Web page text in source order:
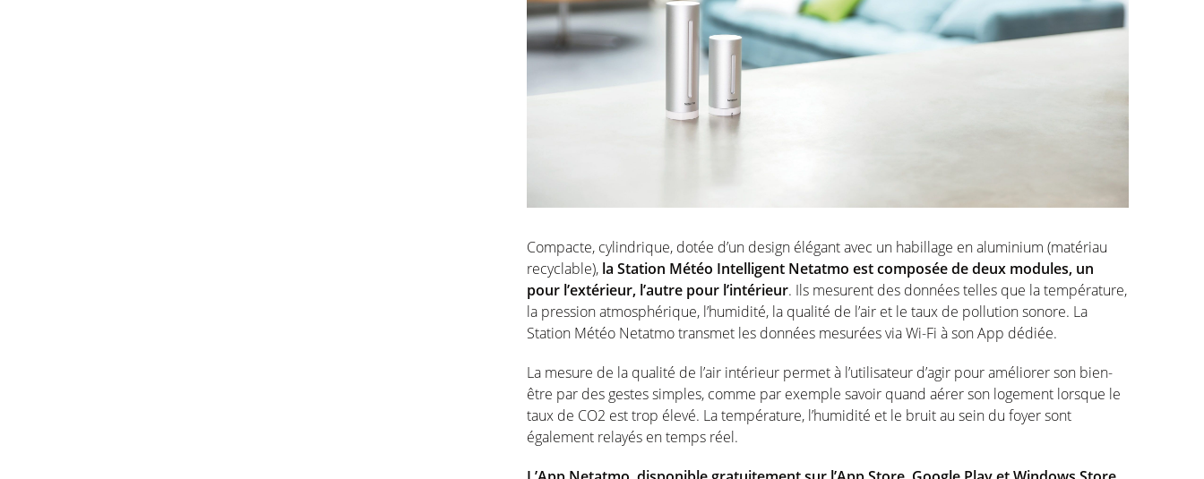
Compacte, cylindrique, dotée d’un design élégant avec un habillage en aluminium (matériau
recyclable), la Station Météo Intelligent Netatmo est composée de deux modules, un
pour l’extérieur, l’autre pour l’intérieur. Ils mesurent des données telles que la température,
la pression atmosphérique, l’humidité, la qualité de l’air et le taux de pollution sonore. La
Station Météo Netatmo transmet les données mesurées via Wi-Fi à son App dédiée.
La mesure de la qualité de l’air intérieur permet à l’utilisateur d’agir pour améliorer son bien-
être par des gestes simples, comme par exemple savoir quand aérer son logement lorsque le
taux de CO2 est trop élevé. La température, l’humidité et le bruit au sein du foyer sont
également relayés en temps réel.